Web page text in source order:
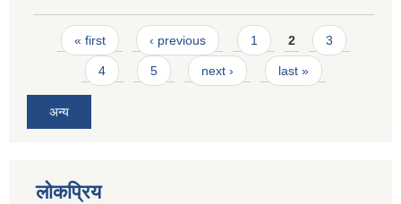
Pages
« first ‹ previous 1 2 3
4 5 next › last »
अन्य
लोकप्रिय